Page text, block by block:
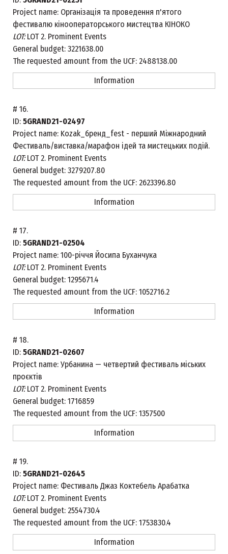
Project name: Організація та проведення п'ятого
фестивалю кінооператорського мистецтва КІНОКО
LOT:LOT 2. Prominent Events
General budget: 3221638.00
The requested amount from the UCF: 2488138.00
Information
# 16.
ID: 5GRAND21-02497
Project name: Kozak_бренд_fest - перший Міжнародний
Фестиваль/виставка/марафон ідей та мистецьких подій.
LOT:LOT 2. Prominent Events
General budget: 3279207.80
The requested amount from the UCF: 2623396.80
Information
# 17.
ID: 5GRAND21-02504
Project name: 100-річчя Йосипа Буханчука
LOT:LOT 2. Prominent Events
General budget: 1295671.4
The requested amount from the UCF: 1052716.2
Information
# 18.
ID: 5GRAND21-02607
Project name: Урбанина — четвертий фестиваль міських
проєктів
LOT:LOT 2. Prominent Events
General budget: 1716859
The requested amount from the UCF: 1357500
Information
# 19.
ID: 5GRAND21-02645
Project name: Фестиваль Джаз Коктебель Арабатка
LOT:LOT 2. Prominent Events
General budget: 2554730.4
The requested amount from the UCF: 1753830.4
Information